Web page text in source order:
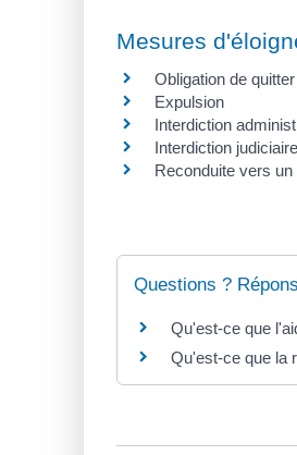
Mesures
Obligation de
Expulsion
Interdiction
Interdiction
Reconduite vers
Questions ?
Qu'est-ce que
Qu'est-ce que la